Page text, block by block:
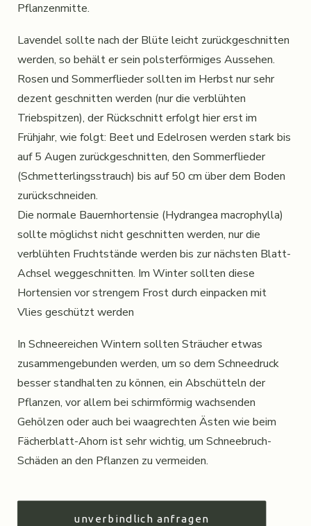
Pflanzenmitte.
Lavendel sollte nach der Blüte leicht zurückgeschnitten
werden, so behält er sein polsterförmiges Aussehen.
Rosen und Sommerflieder sollten im Herbst nur sehr
dezent geschnitten werden (nur die verblühten
Triebspitzen), der Rückschnitt erfolgt hier erst im
Frühjahr, wie folgt: Beet und Edelrosen werden stark bis
auf 5 Augen zurückgeschnitten, den Sommerflieder
(Schmetterlingsstrauch) bis auf 50 cm über dem Boden
zurückschneiden.
Die normale Bauernhortensie (Hydrangea macrophylla)
sollte möglichst nicht geschnitten werden, nur die
verblühten Fruchtstände werden bis zur nächsten Blatt-
Achsel weggeschnitten. Im Winter sollten diese
Hortensien vor strengem Frost durch einpacken mit
Vlies geschützt werden
In Schneereichen Wintern sollten Sträucher etwas
zusammengebunden werden, um so dem Schneedruck
besser standhalten zu können, ein Abschütteln der
Pflanzen, vor allem bei schirmförmig wachsenden
Gehölzen oder auch bei waagrechten Ästen wie beim
Fächerblatt-Ahorn ist sehr wichtig, um Schneebruch-
Schäden an den Pflanzen zu vermeiden.
unverbindlich anfragen